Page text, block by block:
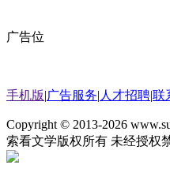
广告位
手机版|广告服务| 人才招聘|联
Copyright © 2013-2026
索看文学版权所有 未经授权